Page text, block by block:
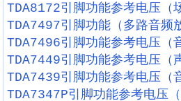
TDA8172引脚功能参考电压（
TDA7497引脚功能（多路音频
TDA7496引脚功能参考电压（
TDA7449引脚功能参考电压（
TDA7439引脚功能参考电压（
TDA7347P引脚功能参考电压（